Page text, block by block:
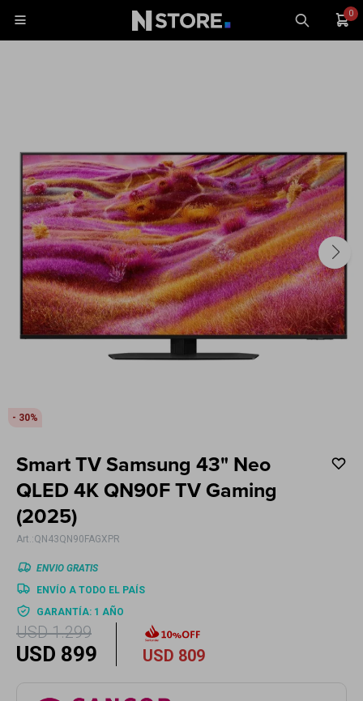
0

30
Smart TV Samsung 43" Neo
QLED 4K QN90F TV Gaming
(2025)
QN43QN90FAGXPR
ENVIO GRATIS
GARANTÍA: 1 AÑO
ENVÍO A TODO EL PAÍS
USD 1.299
USD 899 USD 809
Tecnología
TV y Audio
Movilidad
Marcas
Celulares
Tablets
Wearables
Accesorios
Monitores
Gaming